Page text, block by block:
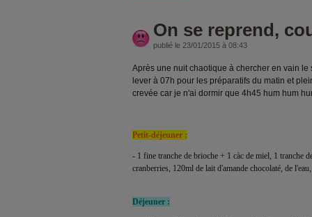
On se reprend,
publié le 23/01/2015 à 08:43
Après une nuit chaotique à chercher en vain le
lever à 07h pour les préparatifs du matin et
crevée car je n'ai dormir que 4h45 hum hum
Petit-déjeuner :
- 1 fine tranche de brioche + 1 càc de miel, 1 tranche
cranberries, 120ml de lait d'amande chocolaté, de l'eau
Déjeuner :